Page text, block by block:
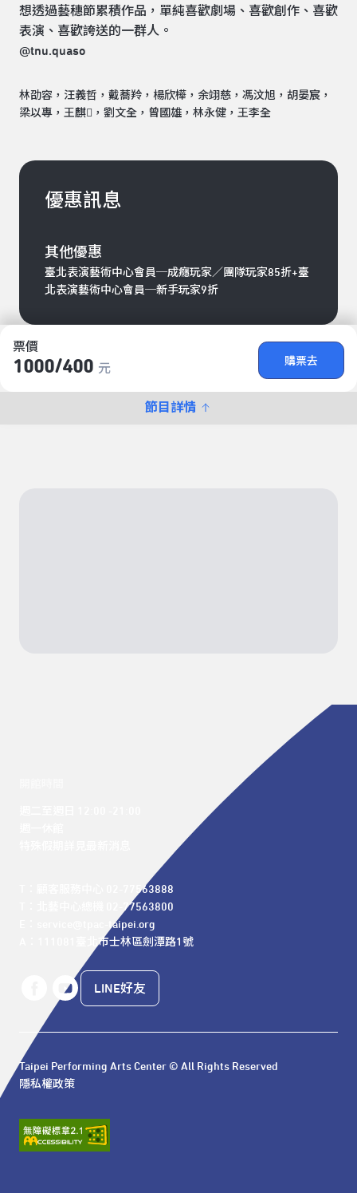
票價
1000/​400 元
購票去
節目詳情
想透過藝穗節累積作品，單純喜歡劇場、喜歡創作、喜歡
表演、喜歡誇送的一群人。
@tnu.quaso
林劭容，汪義哲，戴蕎羚，楊欣樺，余翊慈，馮汶旭，胡晏宸，
梁以專，王麒𨞾，劉文全，曾國雄，林永健，王李全
優惠訊息
其他優惠
臺北表演藝術中心會員─成癮玩家／團隊玩家85折+臺
北表演藝術中心會員─新手玩家9折
T：顧客服務中心 02-77563888
T：北藝中心總機 02-77563800
E：service@tpac-taipei.org
A：111081臺北市士林區劍潭路1號
LINE好友
Taipei Performing Arts Center © All Rights Reserved
隱私權政策